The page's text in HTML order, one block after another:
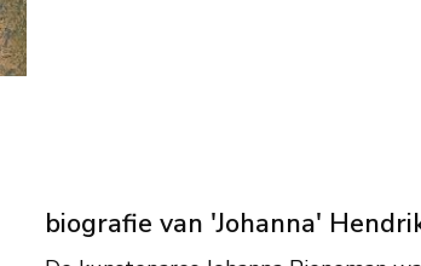
biografie van 'Johanna'